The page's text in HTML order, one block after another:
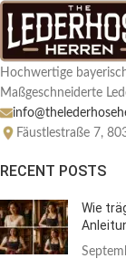
Hochwertige
Maßgeschneiderte
Fäustlestraße 7,
RECENT POSTS
Wie